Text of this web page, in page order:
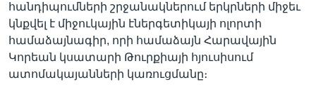
հանդիպումների շրջանակներում երկրների միջեւ
կնքվել է միջուկային էներգետիկայի ոլորտի
համաձայնագիր, որի համաձայն Հարավային
Կորեան կսատարի Թուրքիայի հյուսիսում
ատոմակայանների կառուցմանը։